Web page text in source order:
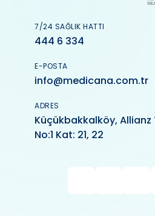
7/24 SAĞLIK HATTI
444 6 334
E-POSTA
info@medicana.com.tr
ADRES
Küçükbakkalköy, Allianz
No:1 Kat: 21, 22